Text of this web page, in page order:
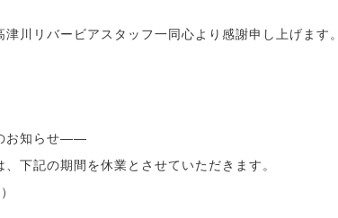
川リバービアスタッフ一同心より感謝申し上げます。
お知らせ――
下記の期間を休業とさせていただきます。